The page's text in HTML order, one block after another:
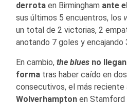
derrota en Birmingham ante
sus últimos 5 encuentros, los
un total de 2 victorias, 2
anotando 7 goles y encajando
En cambio, the blues no
forma tras haber caído en
consecutivos, el más reciente
Wolverhampton en Stamford